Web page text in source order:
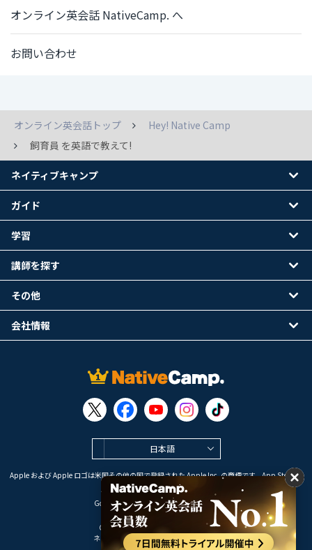
オンライン英会話 NativeCamp. へ
お問い合わせ
オンライン英会話トップ
Hey! Native Camp
飼育員 を英語で教えて!
日本語
Apple および Apple ロゴは米国その他の国で登録された Apple Inc. の商標です。App Store は
Apple Inc. のサービスマークです。
Google Play は Google LLC の商標です。
Copyright © 2026 オンライン英会話
ネイティブキャンプ All Rights Reserved.
ネイティブキャンプ
ガイド
学習
講師を探す
その他
会社情報